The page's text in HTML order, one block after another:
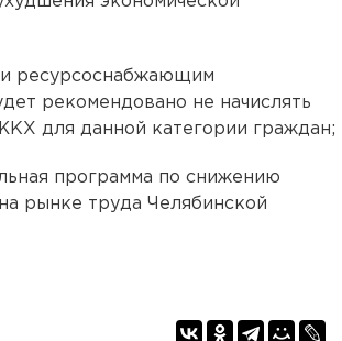
ресурсоснабжающим
рекомендовано не начислять
для данной категории граждан;
программа по снижению
рынке труда Челябинской